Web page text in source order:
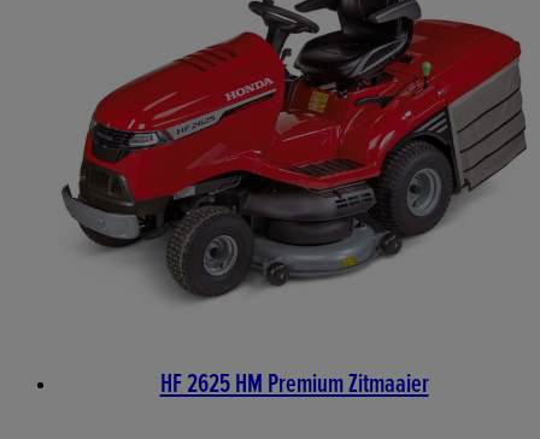
HF 2625 HM Premium Zitmaaier